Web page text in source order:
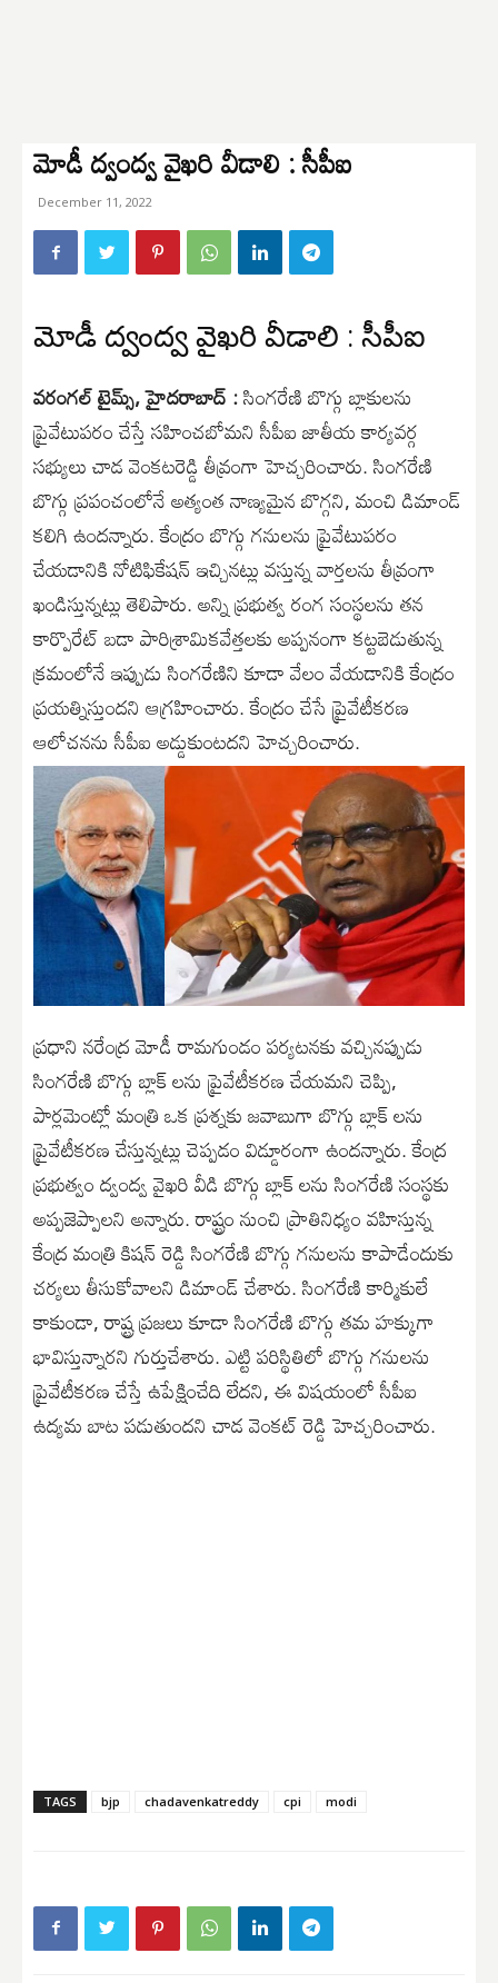
మోడీ ద్వంద్వ వైఖరి వీడాలి : సీపీఐ
December 11, 2022
మోడీ ద్వంద్వ వైఖరి వీడాలి : సీపీఐ
వరంగల్ టైమ్స్, హైదరాబాద్ :సింగరేణి బొగ్గు బ్లాకులను
ప్రైవేటుపరం చేస్తే సహించబోమని సీపీఐ జాతీయ కార్యవర్గ
సభ్యులు చాడ వెంకటరెడ్డి తీవ్రంగా హెచ్చరించారు. సింగరేణి
బొగ్గు ప్రపంచంలోనే అత్యంత నాణ్యమైన బొగ్గని, మంచి డిమాండ్
కలిగి ఉందన్నారు. కేంద్రం బొగ్గు గనులను ప్రైవేటుపరం
చేయడానికి నోటిఫికేషన్ ఇచ్చినట్లు వస్తున్న వార్తలను తీవ్రంగా
ఖండిస్తున్నట్లు తెలిపారు. అన్ని ప్రభుత్వ రంగ సంస్థలను తన
కార్పొరేట్ బడా పారిశ్రామికవేత్తలకు అప్పనంగా కట్టబెడుతున్న
క్రమంలోనే ఇప్పుడు సింగరేణిని కూడా వేలం వేయడానికి కేంద్రం
ప్రయత్నిస్తుందని ఆగ్రహించారు. కేంద్రం చేసే ప్రైవేటీకరణ
ఆలోచనను సీపీఐ అడ్డుకుంటదని హెచ్చరించారు.
ప్రధాని నరేంద్ర మోడీ రామగుండం పర్యటనకు వచ్చినప్పుడు
సింగరేణి బొగ్గు బ్లాక్ లను ప్రైవేటీకరణ చేయమని చెప్పి,
పార్లమెంట్లో మంత్రి ఒక ప్రశ్నకు జవాబుగా బొగ్గు బ్లాక్ లను
ప్రైవేటీకరణ చేస్తున్నట్లు చెప్పడం విడ్డూరంగా ఉందన్నారు. కేంద్ర
ప్రభుత్వం ద్వంద్వ వైఖరి వీడి బొగ్గు బ్లాక్ లను సింగరేణి సంస్థకు
అప్పజెప్పాలని అన్నారు. రాష్ట్రం నుంచి ప్రాతినిధ్యం వహిస్తున్న
కేంద్ర మంత్రి కిషన్ రెడ్డి సింగరేణి బొగ్గు గనులను కాపాడేందుకు
చర్యలు తీసుకోవాలని డిమాండ్ చేశారు. సింగరేణి కార్మికులే
కాకుండా, రాష్ట్ర ప్రజలు కూడా సింగరేణి బొగ్గు తమ హక్కుగా
భావిస్తున్నారని గుర్తుచేశారు. ఎట్టి పరిస్థితిలో బొగ్గు గనులను
ప్రైవేటీకరణ చేస్తే ఉపేక్షించేది లేదని, ఈ విషయంలో సీపీఐ
ఉద్యమ బాట పడుతుందని చాడ వెంకట్ రెడ్డి హెచ్చరించారు.
TAGS bjp chadavenkatreddy cpi modi